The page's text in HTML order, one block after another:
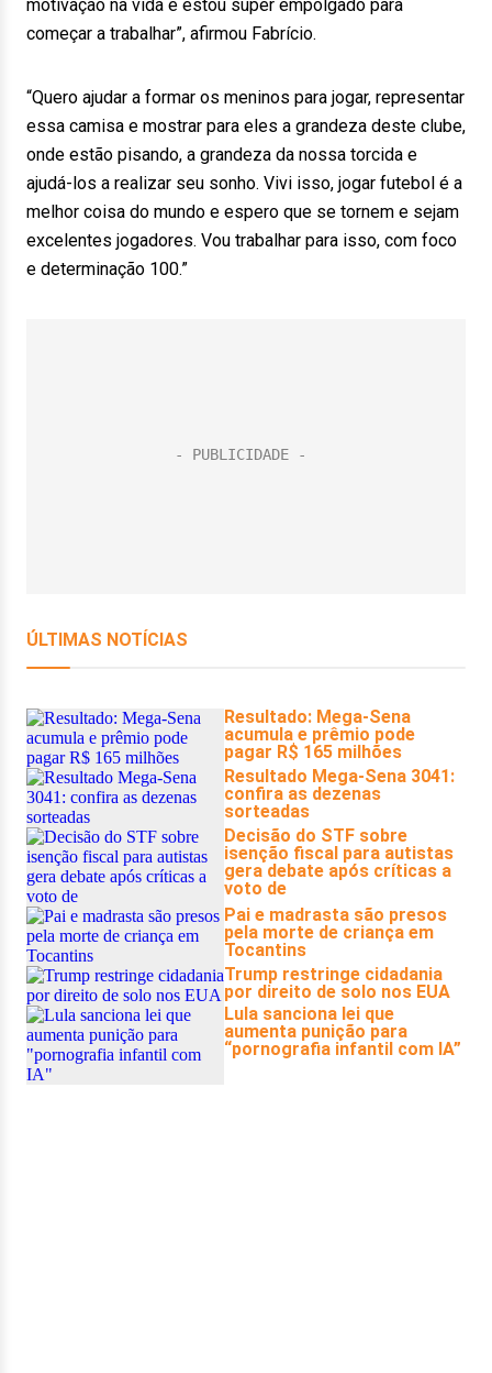
motivação na vida e estou super empolgado para
começar a trabalhar”, afirmou Fabrício.
“Quero ajudar a formar os meninos para jogar, representar
essa camisa e mostrar para eles a grandeza deste clube,
onde estão pisando, a grandeza da nossa torcida e
ajudá-los a realizar seu sonho. Vivi isso, jogar futebol é a
melhor coisa do mundo e espero que se tornem e sejam
excelentes jogadores. Vou trabalhar para isso, com foco
e determinação 100.”